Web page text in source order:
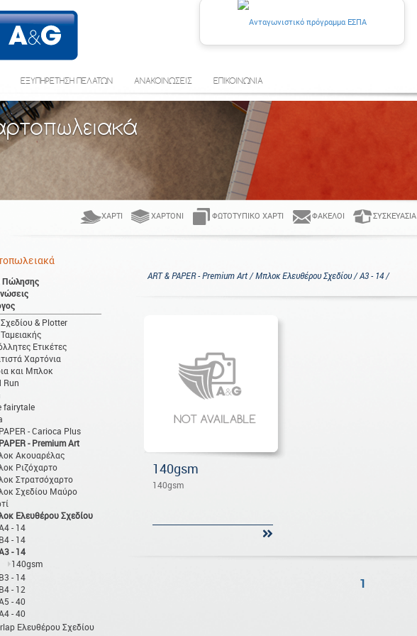
ΕΞΥΠΗΡΕΤΗΣΗ ΠΕΛΑΤΩΝ ΑΝΑΚΟΙΝΩΣΕΙΣ ΕΠΙΚΟΙΝΩΝΙΑ
ΧΑΡΤΊ ΧΑΡΤΌΝΙ ΦΩΤΟΤΥΠΙΚΌ ΧΑΡΤΊ ΦΆΚΕΛΟΙ ΣΥΣΚΕΥΑΣΊΑ
Πώλησης
& Plotter
Ετικέτες
Χαρτόνια
και Μπλοκ
Run
fairytale
- Carioca Plus
- Premium Art
Ακουαρέλας
Ριζόχαρτο
Στρατσόχαρτο
Σχεδίου Μαύρο
Ελευθέρου Σχεδίου
- 14
Β4 - 14
- 14
140gsm
Β3 - 14
Β4 - 12
- 40
- 40
Ελευθέρου Σχεδίου
ART & PAPER - Premium Art / Μπλοκ Ελευθέρου Σχεδίου / Α3 - 14 /
140gsm
140gsm
1